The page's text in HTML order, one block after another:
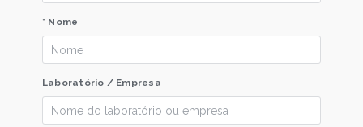
* Nome
Laboratório / Empresa